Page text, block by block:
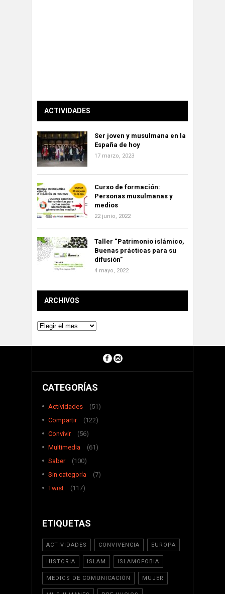
ACTIVIDADES
Ser joven y musulmana en la
España de hoy
17 marzo, 2023
Curso de formación:
Personas musulmanas y
medios
22 junio, 2022
Taller “Patrimonio islámico,
Buenas prácticas para su
difusión”
4 mayo, 2022
ARCHIVOS
Archivos
CATEGORÍAS
Actividades
(51)
Compartir
(122)
Convivir
(56)
Multimedia
(61)
Saber
(100)
Sin categoría
(7)
Twist
(117)
ETIQUETAS
ACTIVIDADES CONVIVENCIA EUROPA
HISTORIA ISLAM ISLAMOFOBIA
MEDIOS DE COMUNICACIÓN MUJER